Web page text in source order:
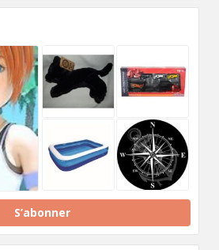
S’abonner